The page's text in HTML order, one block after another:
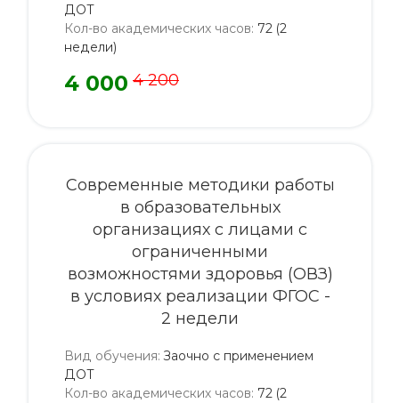
ДОТ
Кол-во академических часов: 72 (2
недели)
4 000 4 200
Современные методики работы
в образовательных
организациях с лицами с
ограниченными
возможностями здоровья (ОВЗ)
в условиях реализации ФГОС -
2 недели
Вид обучения: Заочно с применением
ДОТ
Кол-во академических часов: 72 (2